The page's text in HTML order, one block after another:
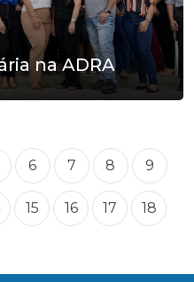
na ADRA
6 7 8 9
15 16 17 18